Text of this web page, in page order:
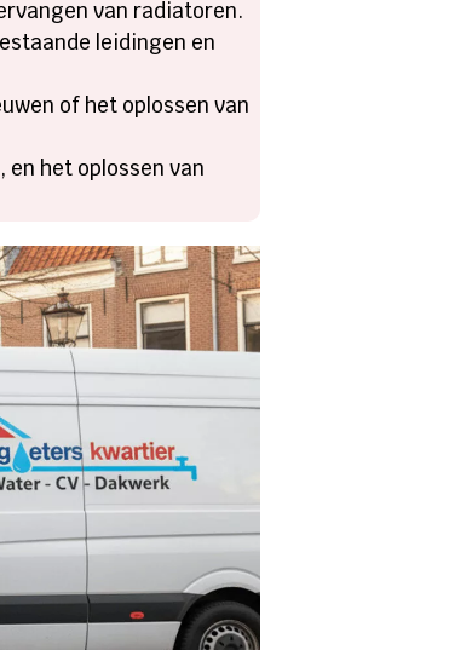
van radiatoren.
leidingen en
of het oplossen van
het oplossen van